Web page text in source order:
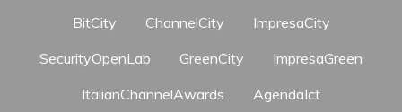
BitCity ChannelCity
ImpresaCity
SecurityOpenLab
GreenCity
ImpresaGreen
ItalianChannelAwards
AgendaIct